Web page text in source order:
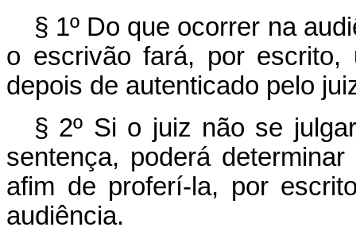
§ 1º Do que ocorrer na
o escrivão fará, por escrito,
depois de autenticado pelo
§ 2º Si o juiz não se
sentença, poderá
afim de proferí-la, por
audiência.